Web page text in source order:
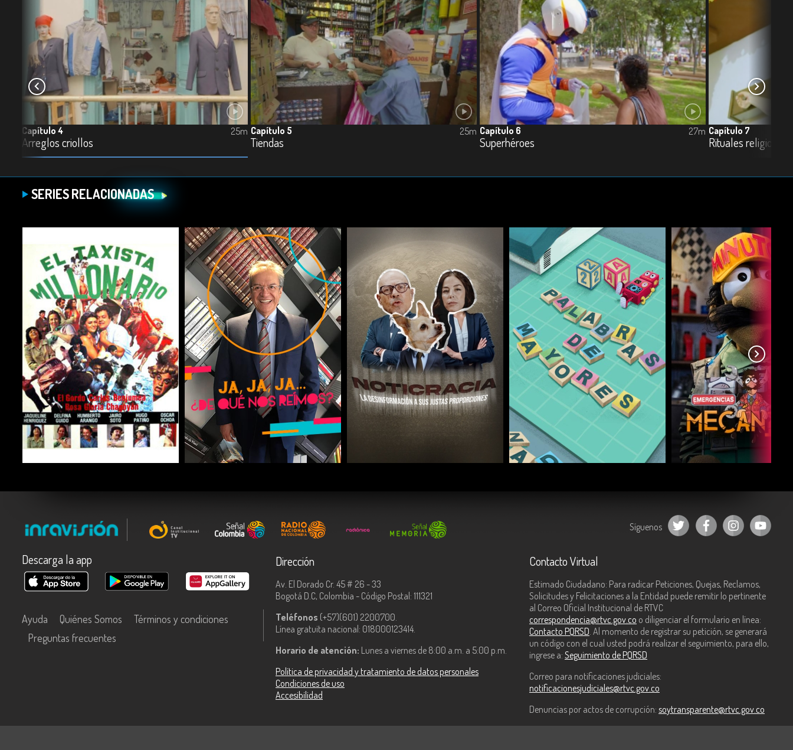
Capítulo 4
Arreglos criollos
25m Capítulo 5
Tiendas
25m Capítulo 6
Superhéroes
27m Capítulo 7
Rituales religiosos
SERIES RELACIONADAS
COMPARTIR COMPARTIR COMPARTIR COMPARTIR
Síguenos
Descarga la app
Ayuda Quiénes Somos
Términos y condiciones
Preguntas frecuentes
Dirección
Av. El Dorado Cr. 45 # 26 - 33
Bogotá D.C, Colombia - Código Postal: 111321
Teléfonos (+57)(601) 2200700.
Línea gratuita nacional: 018000123414.
Horario de atención: Lunes a viernes de 8:00 a.m. a 5:00 p.m.
Política de privacidad y tratamiento de datos personales
Condiciones de uso
Accesibilidad
Contacto Virtual
Estimado Ciudadano: Para radicar Peticiones, Quejas, Reclamos,
Solicitudes y Felicitaciones a la Entidad puede remitir lo pertinente
al Correo Oficial Institucional de RTVC
correspondencia@rtvc.gov.co o diligenciar el formulario en línea:
Contacto PQRSD . Al momento de registrar su petición, se generará
un código con el cual usted podrá realizar el seguimiento, para ello,
ingrese a: Seguimiento de PQRSD
Correo para notificaciones judiciales:
notificacionesjudiciales@rtvc.gov.co
Denuncias por actos de corrupción: soytransparente@rtvc.gov.co